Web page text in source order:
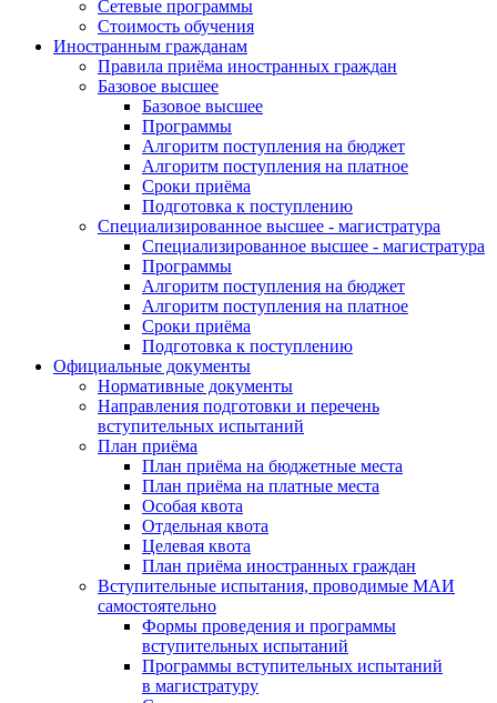
Сетевые программы
Стоимость обучения
Иностранным гражданам
Правила приёма иностранных граждан
Базовое высшее
Базовое высшее
Программы
Алгоритм поступления на бюджет
Алгоритм поступления на платное
Сроки приёма
Подготовка к поступлению
Специализированное высшее - магистратура
Специализированное высшее - магистратура
Программы
Алгоритм поступления на бюджет
Алгоритм поступления на платное
Сроки приёма
Подготовка к поступлению
Официальные документы
Нормативные документы
Направления подготовки и перечень
вступительных испытаний
План приёма
План приёма на бюджетные места
План приёма на платные места
Особая квота
Отдельная квота
Целевая квота
План приёма иностранных граждан
Вступительные испытания, проводимые МАИ
самостоятельно
Формы проведения и программы
вступительных испытаний
Программы вступительных испытаний
в магистратуру